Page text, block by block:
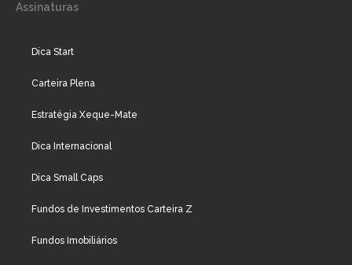
Assinaturas
Dica Start
Carteira Plena
Estratégia Xeque-Mate
Dica Internacional
Dica Small Caps
Fundos de Investimentos Carteira Z
Fundos Imobiliários